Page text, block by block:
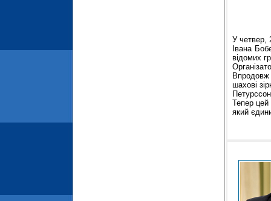
У четвер,
Івана
відомих
Впродовж
шахові
Тепер
який